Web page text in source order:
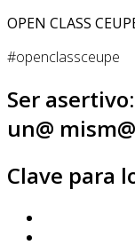
OPEN CLASS
#openclassceupe
Ser
un@ mism@
Clave para